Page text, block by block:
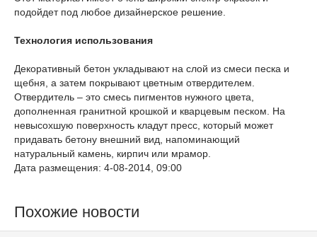
подойдет под любое дизайнерское решение.
Технология использования
Декоративный бетон укладывают на слой из смеси песка и
щебня, а затем покрывают цветным отвердителем.
Отвердитель – это смесь пигментов нужного цвета,
дополненная гранитной крошкой и кварцевым песком. На
невысохшую поверхность кладут пресс, который может
придавать бетону внешний вид, напоминающий
натуральный камень, кирпич или мрамор.
Дата размещения: 4-08-2014, 09:00
Похожие новости